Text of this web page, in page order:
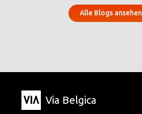
Alle Blogs ansehen
Via Belgica